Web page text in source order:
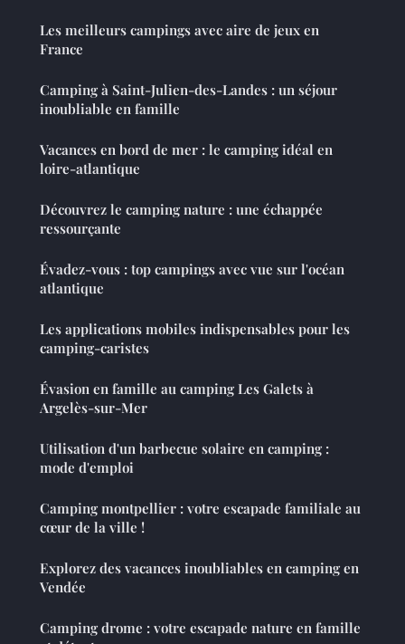
Les meilleurs campings avec aire de jeux en
France
Camping à Saint-Julien-des-Landes : un séjour
inoubliable en famille
Vacances en bord de mer : le camping idéal en
loire-atlantique
Découvrez le camping nature : une échappée
ressourçante
Évadez-vous : top campings avec vue sur l'océan
atlantique
Les applications mobiles indispensables pour les
camping-caristes
Évasion en famille au camping Les Galets à
Argelès-sur-Mer
Utilisation d'un barbecue solaire en camping :
mode d'emploi
Camping montpellier : votre escapade familiale au
cœur de la ville !
Explorez des vacances inoubliables en camping en
Vendée
Camping drome : votre escapade nature en famille